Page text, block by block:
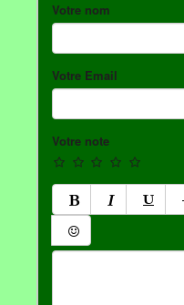
Votre nom
Votre Email
Votre note